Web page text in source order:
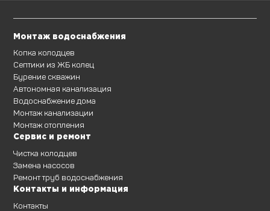
Монтаж водоснабжения
Копка колодцев
Септики из ЖБ колец
Бурение скважин
Автономная канализация
Водоснабжение дома
Монтаж канализации
Монтаж отопления
Сервис и ремонт
Чистка колодцев
Замена насосов
Ремонт труб водоснабжения
Контакты и информация
Контакты